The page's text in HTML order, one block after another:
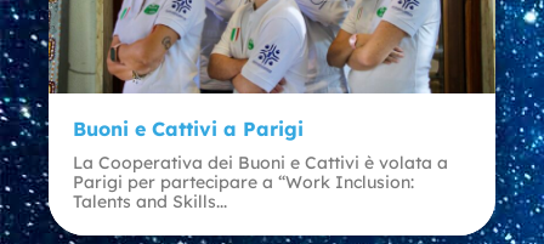
Buoni e Cattivi a Parigi
La Cooperativa dei Buoni e Cattivi è volata a
Parigi per partecipare a “Work Inclusion:
Talents and Skills...